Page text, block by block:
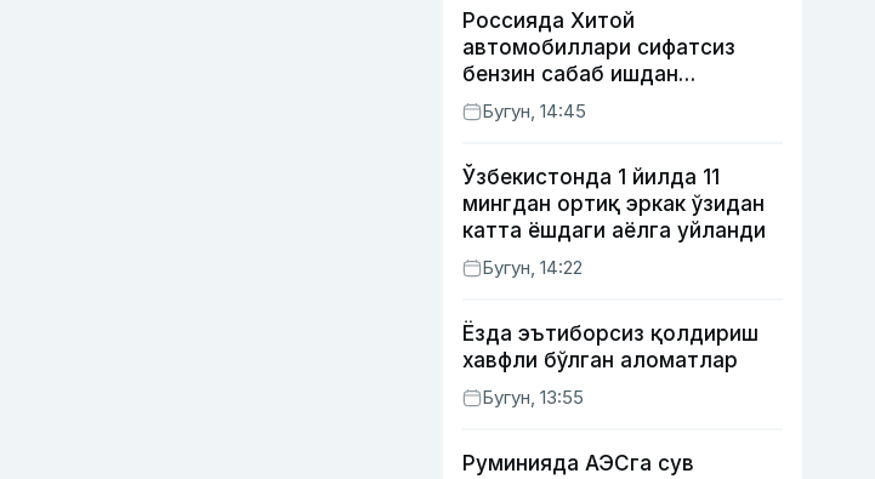
Россияда Хитой
автомобиллари сифатсиз
бензин сабаб ишдан
чиқмоқда
Бугун, 14:45
Ўзбекистонда 1 йилда 11
мингдан ортиқ эркак ўзидан
катта ёшдаги аёлга уйланди
Бугун, 14:22
Ёзда эътиборсиз қолдириш
хавфли бўлган аломатлар
Бугун, 13:55
Руминияда АЭСга сув